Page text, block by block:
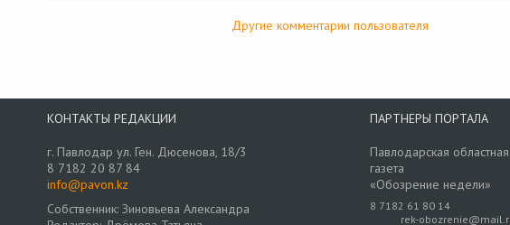
Другие комментарии пользователя
КОНТАКТЫ РЕДАКЦИИ
г. Павлодар ул. Ген. Дюсенова, 18/3
8 7182 20 87 84
info@pavon.kz
Собственник: Зиновьева Александра
ПАРТНЕРЫ ПОРТАЛА
Павлодарская областная
газета
«Обозрение недели»
8 7182 61 80 14
rek-